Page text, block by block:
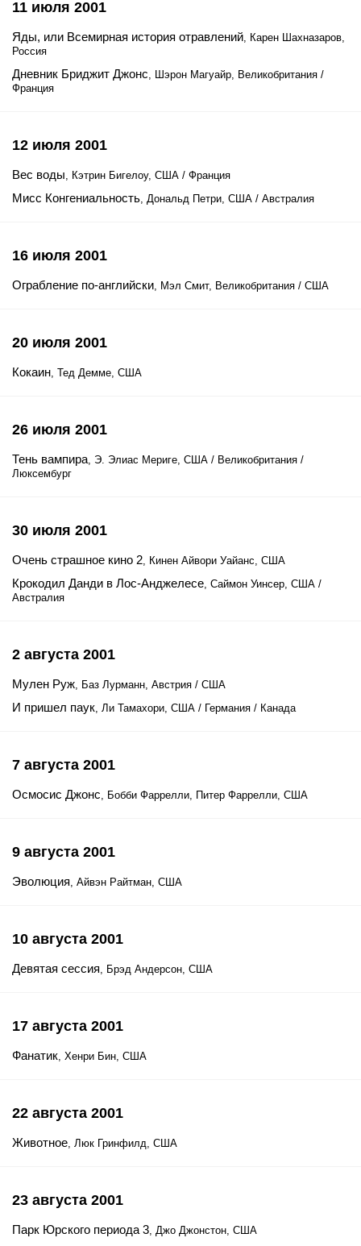
11 июля 2001
Яды, или Всемирная история отравлений, Карен Шахназаров,
Россия
Дневник Бриджит Джонс, Шэрон Магуайр, Великобритания /
Франция
12 июля 2001
Вес воды, Кэтрин Бигелоу, США / Франция
Мисс Конгениальность, Дональд Петри, США / Австралия
16 июля 2001
Ограбление по-английски, Мэл Смит, Великобритания / США
20 июля 2001
Кокаин, Тед Демме, США
26 июля 2001
Тень вампира, Э. Элиас Мериге, США / Великобритания /
Люксембург
30 июля 2001
Очень страшное кино 2, Кинен Айвори Уайанс, США
Крокодил Данди в Лос-Анджелесе, Саймон Уинсер, США /
Австралия
2 августа 2001
Мулен Руж, Баз Лурманн, Австрия / США
И пришел паук, Ли Тамахори, США / Германия / Канада
7 августа 2001
Осмосис Джонс, Бобби Фаррелли, Питер Фаррелли, США
9 августа 2001
Эволюция, Айвэн Райтман, США
10 августа 2001
Девятая сессия, Брэд Андерсон, США
17 августа 2001
Фанатик, Хенри Бин, США
22 августа 2001
Животное, Люк Гринфилд, США
23 августа 2001
Парк Юрского периода 3, Джо Джонстон, США